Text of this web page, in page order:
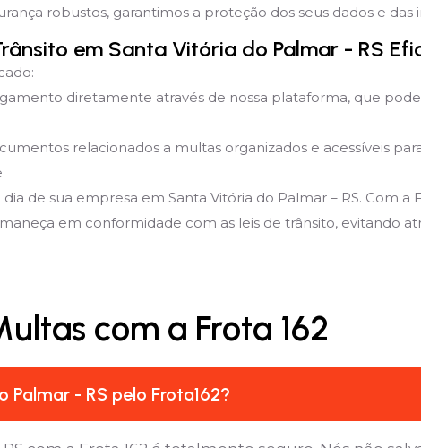
robustos, garantimos a proteção dos seus dados e das
em Santa Vitória do Palmar - RS
diretamente através de nossa plataforma, que
relacionados a multas organizados e acessíveis
de sua empresa em Santa Vitória do Palmar – RS. Com a
em conformidade com as leis de trânsito, evitando
com a Frota 162
- RS pelo Frota162?